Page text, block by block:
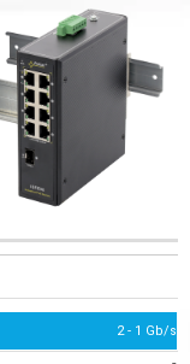
PORTI UPLINK
2 - 1 Gb/s